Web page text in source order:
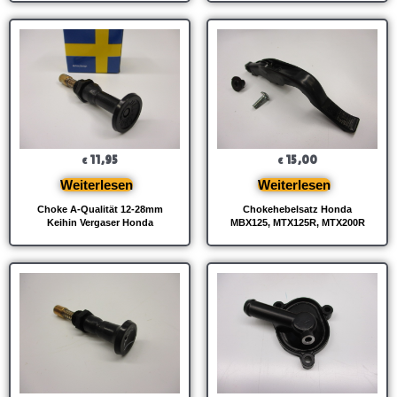
Choke A-Qualität 12-28mm
Keihin Vergaser Honda
€ 11,95
Weiterlesen
Chokehebelsatz Honda
MBX125, MTX125R, MTX200R
€ 15,00
Weiterlesen